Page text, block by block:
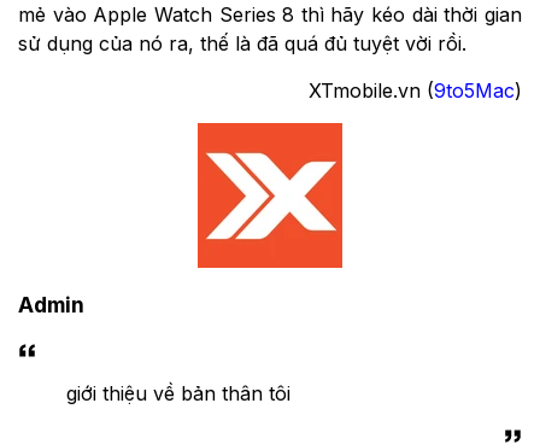
mẻ vào Apple Watch Series 8 thì hãy kéo dài thời gian
sử dụng của nó ra, thế là đã quá đủ tuyệt vời rồi.
XTmobile.vn (9to5Mac)
Admin
giới thiệu về bản thân tôi